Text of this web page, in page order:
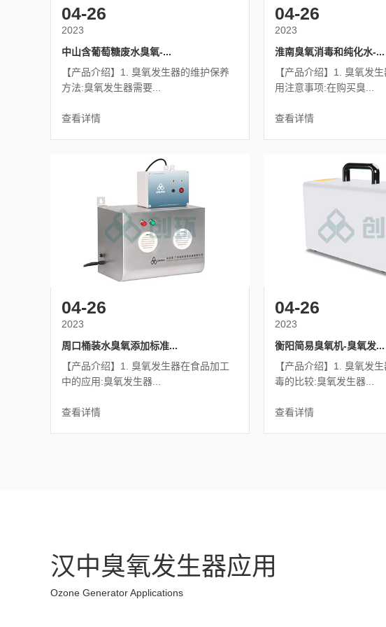
04-26
2023
中山含葡萄糖废水臭氧-...
【产品介绍】1. 臭氧发生器的维护保养
方法:臭氧发生器需要...
查看详情
04-26
2023
淮南臭氧消毒和纯化水-...
【产品介绍】1. 臭氧发
用注意事项:在购买臭...
查看详情
04-26
2023
周口桶装水臭氧添加标准...
【产品介绍】1. 臭氧发生器在食品加工
中的应用:臭氧发生器...
查看详情
04-26
2023
衡阳简易臭氧机-臭氧发...
【产品介绍】1. 臭氧发
毒的比较:臭氧发生器...
查看详情
汉中臭氧发生器应用
Ozone Generator Applications